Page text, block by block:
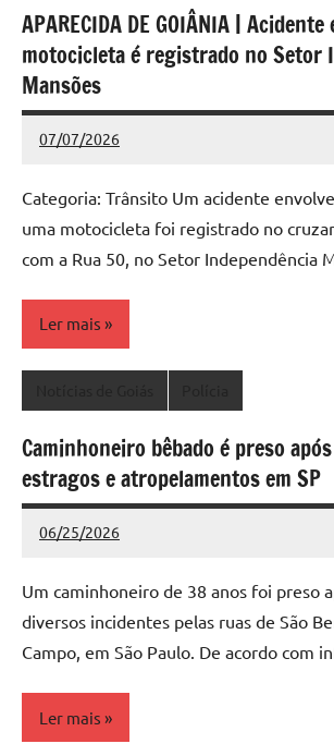
APARECIDA DE GOIÂNIA |
motocicleta é registrado no Setor
Mansões
07/07/2026
Redação
Nenhum
Categoria: Trânsito Um acidente
uma motocicleta foi registrado no
com a Rua 50, no Setor Independência
Ler mais
Caminhoneiro bêbado é preso
estragos e atropelamentos em SP
06/25/2026
Redação
Nenhum
Um caminhoneiro de 38 anos foi preso
diversos incidentes pelas ruas de São
Campo, em São Paulo. De acordo com
Ler mais